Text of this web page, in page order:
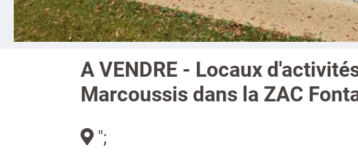
A VENDRE - Locaux
Marcoussis dans la ZAC
";